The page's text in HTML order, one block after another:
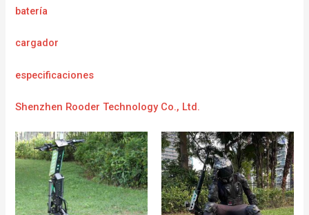
batería
cargador
especificaciones
Shenzhen Rooder Technology Co., Ltd.